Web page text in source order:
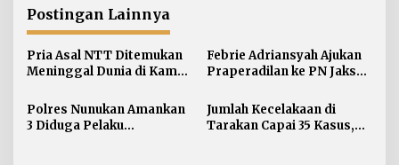
a
s
i
p
o
s
Postingan Lainnya
Pria Asal NTT Ditemukan
Meninggal Dunia di Kamar
Febrie Adriansyah Ajukan
Praperadilan ke PN Jaksel
Polres Nunukan Amankan
3 Diduga Pelaku
Jumlah Kecelakaan di
Tarakan Capai 35 Kasus,